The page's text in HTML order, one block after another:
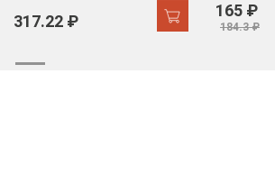
317.22 ₽
165 ₽
184.3 ₽